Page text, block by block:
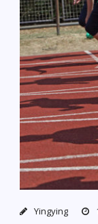
Yingying